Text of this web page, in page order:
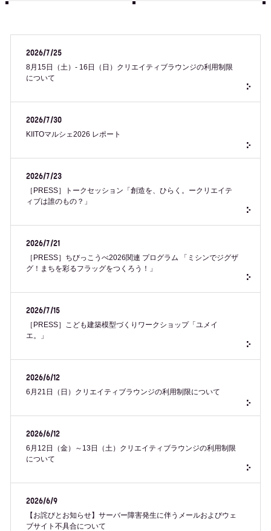
2026/7/25
8月15日（土）- 16日（日）クリエイティブラウンジの利用制限
について
2026/7/30
KIITOマルシェ2026 レポート
2026/7/23
［PRESS］トークセッション「創造を、ひらく。ークリエイテ
ィブは誰のもの？」
2026/7/21
［PRESS］ちびっこうべ2026関連 プログラム 「ミシンでジグザ
グ！まちを彩るフラッグをつくろう！」
2026/7/15
［PRESS］こども建築模型づくりワークショップ「ユメイ
エ。」
2026/6/12
6月21日（日）クリエイティブラウンジの利用制限について
2026/6/12
6月12日（金）～13日（土）クリエイティブラウンジの利用制限
について
2026/6/9
【お詫びとお知らせ】サーバー障害発生に伴うメールおよびウェ
ブサイト不具合について